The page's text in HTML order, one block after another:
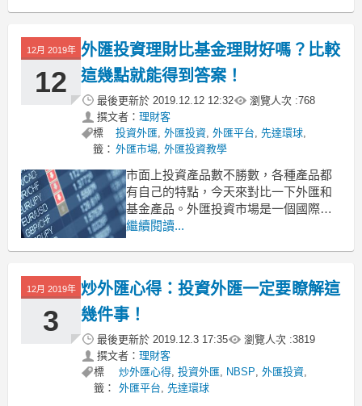
稱業界投資寶典！看看資深投資者都怎
麼說。
1、抱怨沒有盈利機會，那是你沒在對的
12月 2019年
12
外匯投資理財比基金理財好嗎？比較
這幾點就能得到答案！
最後更新於 2019.12.12 12:32 瀏覽人次 :768
撰文者： 理財客
標
籤：
投資外匯,外匯投資,外匯平台,先達環球,
外匯市場,外匯投資教學
市面上投資產品數不勝數，各種產品都
有自己的特點，今天來對比一下外匯和
基金產品。外匯投資市場是一個國際市
場，而基金投資是一個較為封閉的市
較這幾點就能得到答案！
1、誰的收益高？外匯投資！
基金投資，實際上將資金交給
繼續閱讀...
12月 2019年
3
炒外匯心得：投資外匯一定要瞭解這
幾件事！
最後更新於 2019.12.3 17:35 瀏覽人次 :3819
撰文者： 理財客
標
籤：
炒外匯心得, 投資外匯, NBSP, 外匯投資,
外匯平台, 先達環球